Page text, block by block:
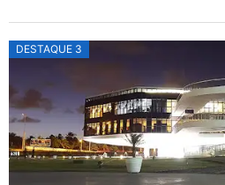
DESTAQUE 3